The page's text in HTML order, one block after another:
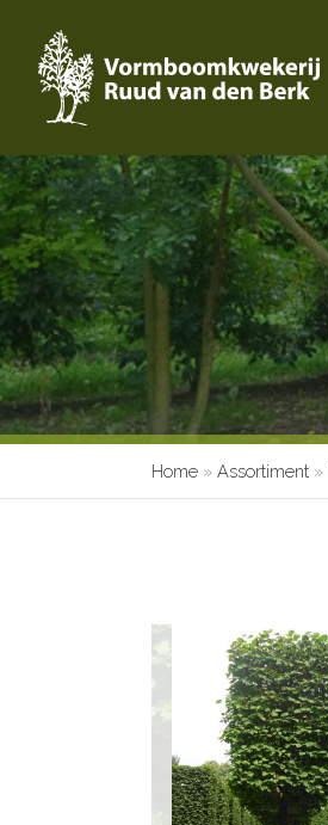
Home » Assortiment »